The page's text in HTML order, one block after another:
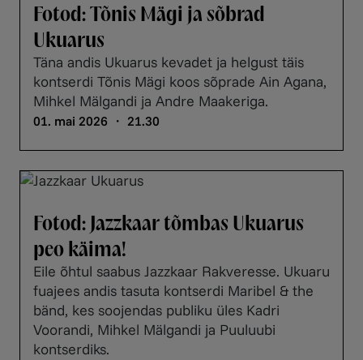
Fotod: Tõnis Mägi ja sõbrad
Ukuarus
Täna andis Ukuarus kevadet ja helgust täis
kontserdi Tõnis Mägi koos sõprade Ain Agana,
Mihkel Mälgandi ja Andre Maakeriga.
01. mai 2026 ・ 21.30
Fotod: Jazzkaar tõmbas Ukuarus
peo käima!
Eile õhtul saabus Jazzkaar Rakveresse. Ukuaru
fuajees andis tasuta kontserdi Maribel & the
bänd, kes soojendas publiku üles Kadri
Voorandi, Mihkel Mälgandi ja Puuluubi
kontserdiks.